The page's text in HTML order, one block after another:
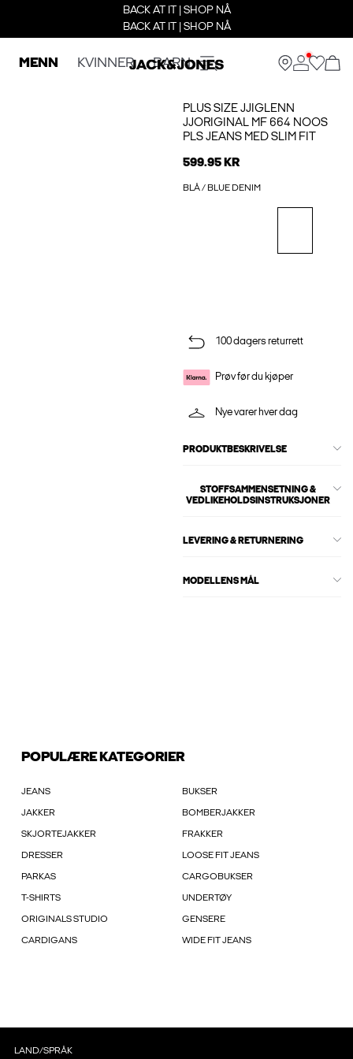
BACK AT IT | SHOP NÅ
BACK AT IT | SHOP NÅ
MENN KVINNER BARN
PLUS SIZE JJIGLENN
JJORIGINAL MF 664 NOOS
PLS JEANS MED SLIM FIT
599.95 KR
BLÅ / BLUE DENIM
100 dagers returrett
Prøv før du kjøper
Nye varer hver dag
PRODUKTBESKRIVELSE
STOFFSAMMENSETNING &
VEDLIKEHOLDSINSTRUKSJONER
LEVERING & RETURNERING
MODELLENS MÅL
POPULÆRE KATEGORIER
JEANS BUKSER
JAKKER BOMBERJAKKER
SKJORTEJAKKER FRAKKER
DRESSER LOOSE FIT JEANS
PARKAS CARGOBUKSER
T-SHIRTS UNDERTØY
ORIGINALS STUDIO GENSERE
CARDIGANS WIDE FIT JEANS
LAND/SPRÅK